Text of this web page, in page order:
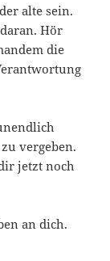
alte sein.
Hör
die
vergeben.
jetzt noch
an dich.